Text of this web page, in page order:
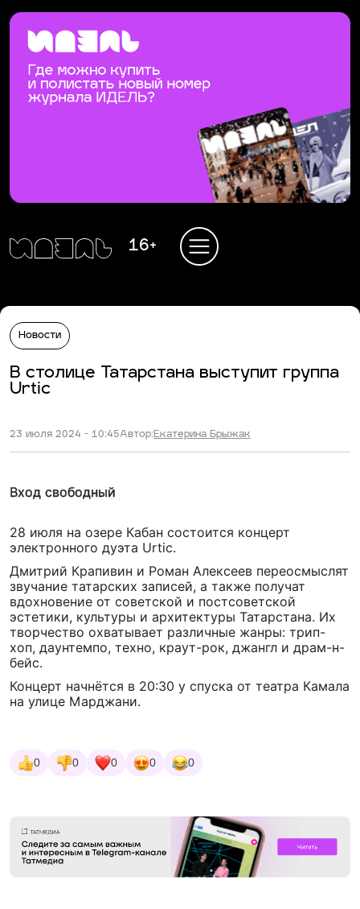
16+
Новости
В столице Татарстана выступит группа
Urtic
23 июля 2024 - 10:45Автор:Екатерина Брыжак
Вход свободный
28 июля на озере Кабан состоится концерт
электронного дуэта Urtic.
Дмитрий Крапивин и Роман Алексеев переосмыслят
звучание татарских записей, а также получат
вдохновение от советской и постсоветской
эстетики, культуры и архитектуры Татарстана. Их
творчество охватывает различные жанры: трип-
хоп, даунтемпо, техно, краут-рок, джангл и драм-н-
бейс.
Концерт начнётся в 20:30 у спуска от театра Камала
на улице Марджани.
0 0 0 0 0